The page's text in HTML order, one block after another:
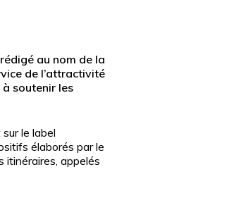
au nom de la
de l’attractivité
soutenir les
le label
élaborés par le
itinéraires, appelés